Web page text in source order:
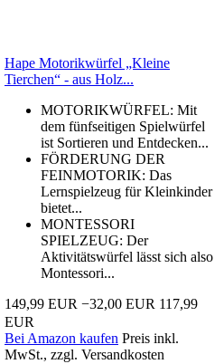
Hape Motorikwürfel „Kleine
Tierchen“ - aus Holz...
MOTORIKWÜRFEL: Mit
dem fünfseitigen Spielwürfel
ist Sortieren und Entdecken...
FÖRDERUNG DER
FEINMOTORIK: Das
Lernspielzeug für Kleinkinder
bietet...
MONTESSORI
SPIELZEUG: Der
Aktivitätswürfel lässt sich also
Montessori...
149,99 EUR −32,00 EUR 117,99
EUR
Bei Amazon kaufen Preis inkl.
MwSt., zzgl. Versandkosten